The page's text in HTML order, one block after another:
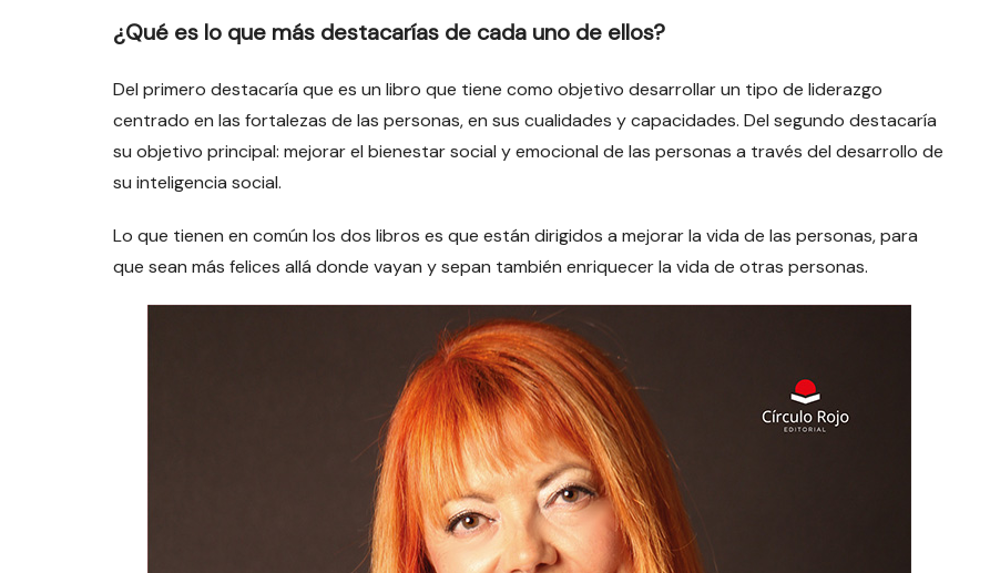
¿Qué es lo que más destacarías de cada uno de ellos?
Del primero destacaría que es un libro que tiene como objetivo desarrollar un tipo de liderazgo
centrado en las fortalezas de las personas, en sus cualidades y capacidades. Del segundo destacaría
su objetivo principal: mejorar el bienestar social y emocional de las personas a través del desarrollo de
su inteligencia social.
Lo que tienen en común los dos libros es que están dirigidos a mejorar la vida de las personas, para
que sean más felices allá donde vayan y sepan también enriquecer la vida de otras personas.